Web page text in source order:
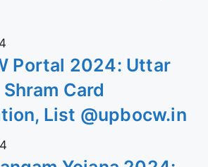
Portal 2024: Uttar
Card
List @upbocw.in